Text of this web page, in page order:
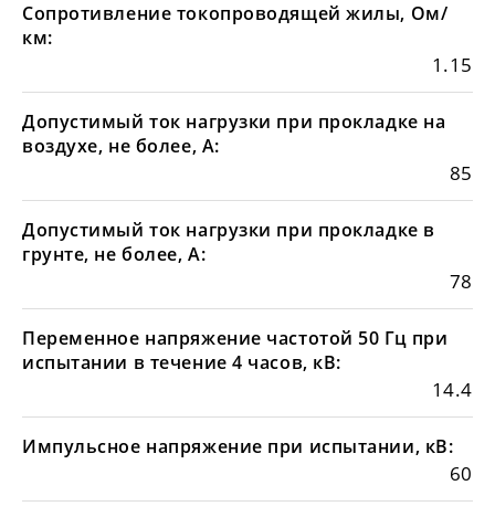
Сопротивление токопроводящей жилы, Ом/
км:
1.15
Допустимый ток нагрузки при прокладке на
воздухе, не более, А:
85
Допустимый ток нагрузки при прокладке в
грунте, не более, А:
78
Переменное напряжение частотой 50 Гц при
испытании в течение 4 часов, кВ:
14.4
Импульсное напряжение при испытании, кВ:
60